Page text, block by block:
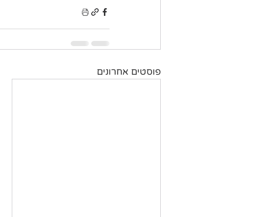
פוסטים אחרונים